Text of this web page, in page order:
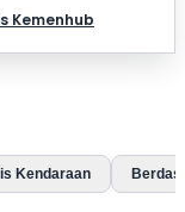
Kemenhub
Kendaraan